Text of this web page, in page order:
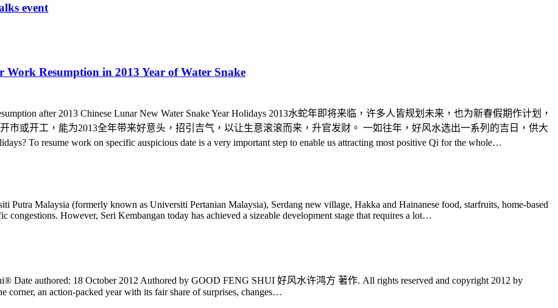
event
Resumption in 2013 Year of Water Snake
after 2013 Chinese Lunar New Water Snake Year Holidays 2013水蛇年即将来临，许多人皆规划未来，也为新春假期作计划，
市或开工，能为2013全年带来好意头，招引吉气，以让生意滚滚而来，升官发财。 一如往年，好风水选出一系列的吉日，供大
To resume work on specific auspicious date is a very important step to enable us attracting most positive Qi for the whole…
Malaysia (formerly known as Universiti Pertanian Malaysia), Serdang new village, Hakka and Hainanese food, starfruits, home-based
congestions. However, Seri Kembangan today has achieved a sizeable development stage that requires a lot…
Date authored: 18 October 2012 Authored by GOOD FENG SHUI 好风水许鸿方 著作. All rights reserved and copyright 2012 by
an action-packed year with its fair share of surprises, changes…